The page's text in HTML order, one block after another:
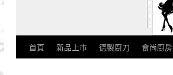
首頁 新品上市 德製廚刀 食尚廚房